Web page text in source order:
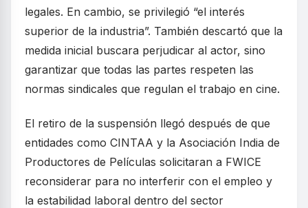
legales. En cambio, se privilegió “el interés
superior de la industria”. También descartó que la
medida inicial buscara perjudicar al actor, sino
garantizar que todas las partes respeten las
normas sindicales que regulan el trabajo en cine.
El retiro de la suspensión llegó después de que
entidades como CINTAA y la Asociación India de
Productores de Películas solicitaran a FWICE
reconsiderar para no interferir con el empleo y
la estabilidad laboral dentro del sector